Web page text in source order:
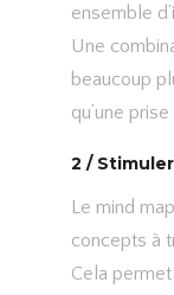
ensemble
Une
beaucoup
qu’une
2 /
Le mind
concepts à
Cela